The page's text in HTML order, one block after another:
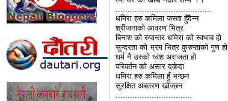
........................................
धमिरा हरु कमिला जस्ता हुँदैन्न
श्रीजनाको आवरण भित्र
बिनाश को रुपान्तर धमिरा को स्वभाब हो
सुन्दरता को भ्रम भित्र कुरुप्ताको गुण हो
धर्म नै उस्को ध्वंश अराजता हो
परिवर्तन को असार दर्कदा
धमिरा हरु कमिला हुँ भन्छन
सुरक्षित अबतरण खोज्छन
................................